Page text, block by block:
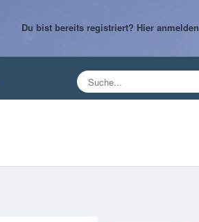
Du bist bereits registriert? Hier anmelden